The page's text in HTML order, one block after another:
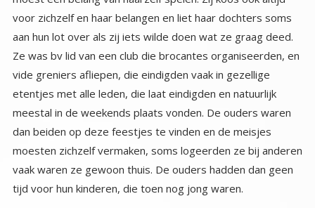
tijd voor hun kinderen, die toen nog jong waren.